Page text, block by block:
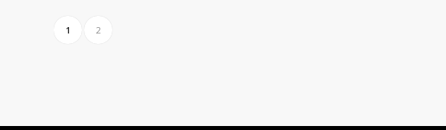
1 2